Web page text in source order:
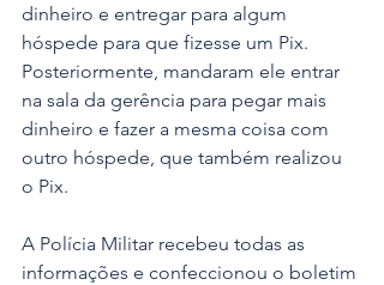
dinheiro e entregar para algum
hóspede para que fizesse um Pix.
Posteriormente, mandaram ele entrar
na sala da gerência para pegar mais
dinheiro e fazer a mesma coisa com
outro hóspede, que também realizou
o Pix.
A Polícia Militar recebeu todas as
informações e confeccionou o boletim